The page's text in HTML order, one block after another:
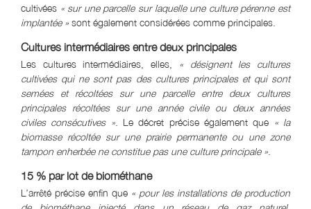
cultivées « sur une parcelle sur laquelle une culture pérenne est
implantée » sont également considérées comme principales.
Cultures intermédiaires entre deux principales
Les cultures intermédiaires, elles, « désignent les cultures
cultivées qui ne sont pas des cultures principales et qui sont
semées et récoltées sur une parcelle entre deux cultures
principales récoltées sur une année civile ou deux années
civiles consécutives ». Le décret précise également que « la
biomasse récoltée sur une prairie permanente ou une zone
tampon enherbée ne constitue pas une culture principale »
15 % par lot de biométhane
L’arrêté précise enfin que « pour les installations de production